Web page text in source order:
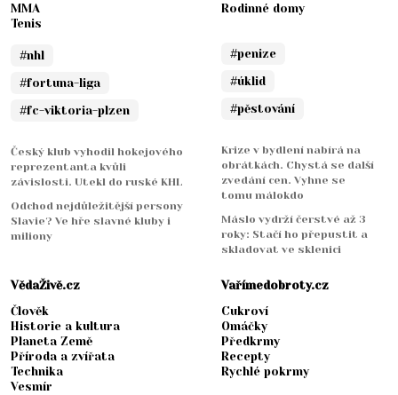
MMA
Tenis
#nhl
#fortuna-liga
#fc-viktoria-plzen
Český klub vyhodil hokejového
reprezentanta kvůli
závislosti. Utekl do ruské KHL
Odchod nejdůležitější persony
Slavie? Ve hře slavné kluby i
miliony
Rodinné domy
#penize
#úklid
#pěstování
Krize v bydlení nabírá na
obrátkách. Chystá se další
zvedání cen. Vyhne se
tomu málokdo
Máslo vydrží čerstvé až 3
roky: Stačí ho přepustit a
skladovat ve sklenici
VědaŽivě.cz
Člověk
Historie a kultura
Planeta Země
Příroda a zvířata
Technika
Vesmír
Vařímedobroty.cz
Cukroví
Omáčky
Předkrmy
Recepty
Rychlé pokrmy